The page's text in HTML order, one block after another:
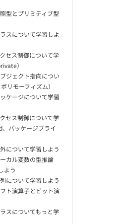
型とプリミティブ型
スについて学習しよ
セス制御について学
）
ジェクト指向につい
リモーフィズム）
ケージについて学習
セス制御について学
パッケージプライ
について学習しよう
カル変数の型推論
よう
について学習しよう
ト演算子とビット演
スについてもっと学